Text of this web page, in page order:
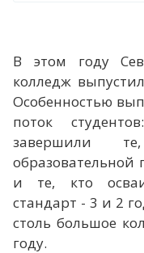
В этом году
колледж
Особенностью
поток
завершили
образовательной
и те, кто
стандарт - 3 и 2
столь большое
году.